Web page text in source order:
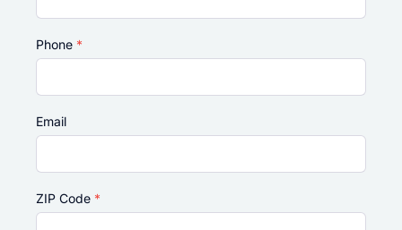
Phone *
Email
ZIP Code *